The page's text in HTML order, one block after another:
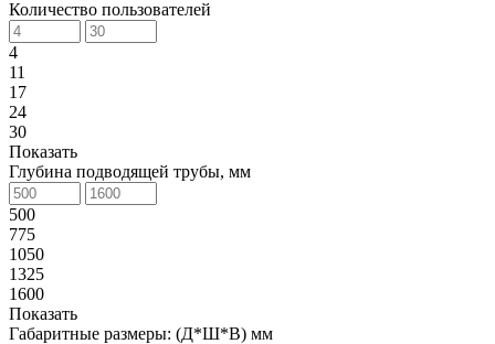
Количество пользователей
4
11
17
24
30
Показать
Глубина подводящей трубы, мм
500
775
1050
1325
1600
Показать
Габаритные размеры: (Д*Ш*В) мм